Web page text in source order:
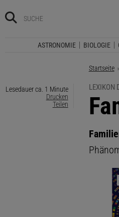
ASTRONOMIE BIOLOGIE
Startseite
Lesedauer ca. 1 Minute
Drucken
Teilen
LEXIKON
: